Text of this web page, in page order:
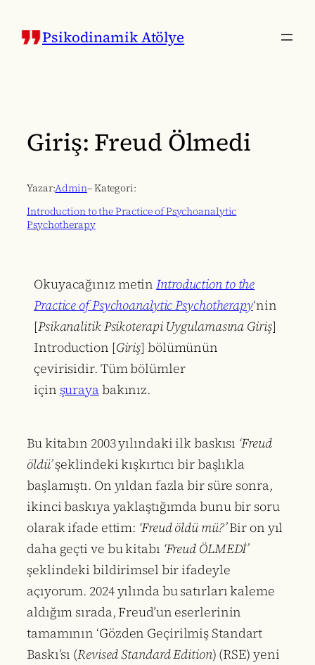
Psikodinamik Atölye
Giriş: Freud Ölmedi
Yazar:Admin– Kategori:
Introduction to the Practice of Psychoanalytic
Psychotherapy
Okuyacağınız metinIntroduction to the
Practice of Psychoanalytic Psychotherapy‘nin
[Psikanalitik Psikoterapi Uygulamasına Giriş]
Introduction [Giriş] bölümünün
çevirisidir. Tüm bölümler
için şurayabakınız.
Bu kitabın 2003 yılındaki ilk baskısı ‘Freud
öldü’şeklindeki kışkırtıcı bir başlıkla
başlamıştı. On yıldan fazla bir süre sonra,
ikinci baskıya yaklaştığımda bunu bir soru
olarak ifade ettim: ‘Freud öldü mü?’Bir on yıl
daha geçti ve bu kitabı ‘Freud ÖLMEDİ’
şeklindeki bildirimsel bir ifadeyle
açıyorum. 2024 yılında bu satırları kaleme
aldığım sırada, Freud’un eserlerinin
tamamının ‘Gözden Geçirilmiş Standart
Baskı’sı (Revised Standard Edition) (RSE) yeni